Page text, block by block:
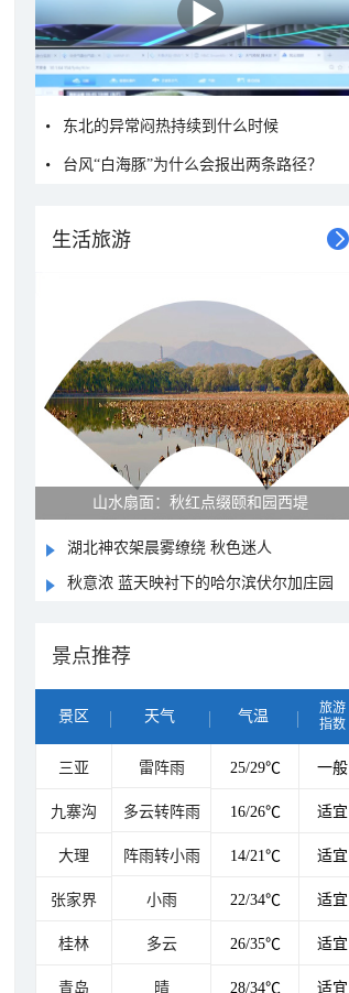
东北的异常闷热持续到什么时候
台风“白海豚”为什么会报出两条路径？
生活旅游
山水扇面：秋红点缀颐和园西堤
湖北神农架晨雾缭绕 秋色迷人
秋意浓 蓝天映衬下的哈尔滨伏尔加庄园
景点推荐
景区 天气 气温
旅游
指数
三亚 雷阵雨 25/29℃ 一般
九寨沟 多云转阵雨 16/26℃ 适宜
大理 阵雨转小雨 14/21℃ 适宜
张家界 小雨 22/34℃ 适宜
桂林 多云 26/35℃ 适宜
青岛 晴 28/34℃ 适宜